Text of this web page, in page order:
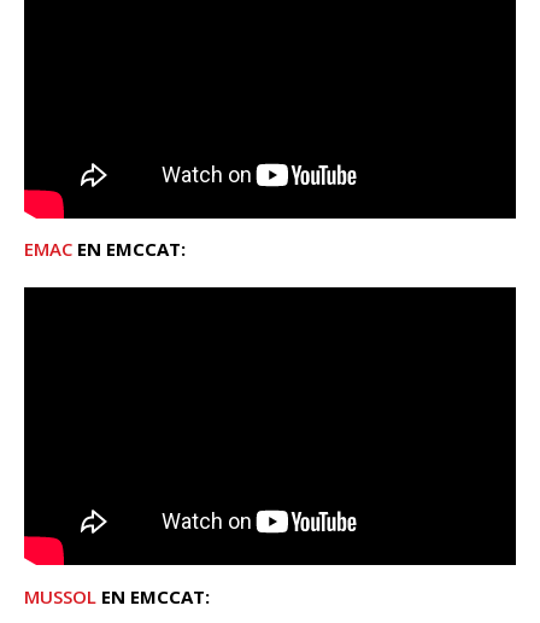
EMAC EN EMCCAT:
MUSSOL EN EMCCAT: